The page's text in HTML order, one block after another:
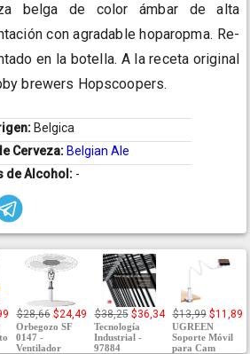
belga de color ámbar de alta
con agradable hoparopma. Re-
en la botella. A la receta original
brewers Hopscoopers.
Belgica
Cerveza: Belgian Ale
de Alcohol: -
$28,66 $24,49
Orbegozo SF
0147 -
Ventilador
$38,25 $36,34
Tecnología
Industrial -
97884
$13,99 $11,89
UGREEN
Soporte Móvil
para Cam